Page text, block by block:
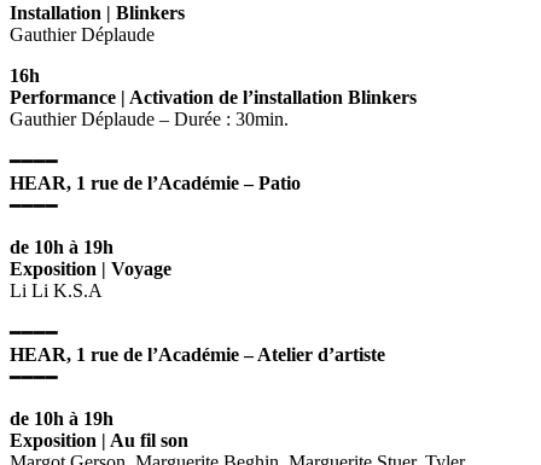
Installation | Blinkers
Gauthier Déplaude
16h
Performance | Activation de l’installation Blinkers
Gauthier Déplaude – Durée : 30min.
━━━━
HEAR, 1 rue de l’Académie –Patio
━━━━
de 10h à 19h
Exposition | Voyage
Li Li K.S.A
━━━━
HEAR, 1 rue de l’Académie –Atelier d’artiste
━━━━
de 10h à 19h
Exposition | Au fil son